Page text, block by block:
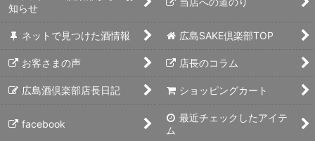
知らせ
ネットで見つけた酒情報 広島SAKE倶楽部TOP
お客さまの声 店長のコラム
広島酒倶楽部店長日記 ショッピングカート
facebook
最近チェックしたアイテ
ム